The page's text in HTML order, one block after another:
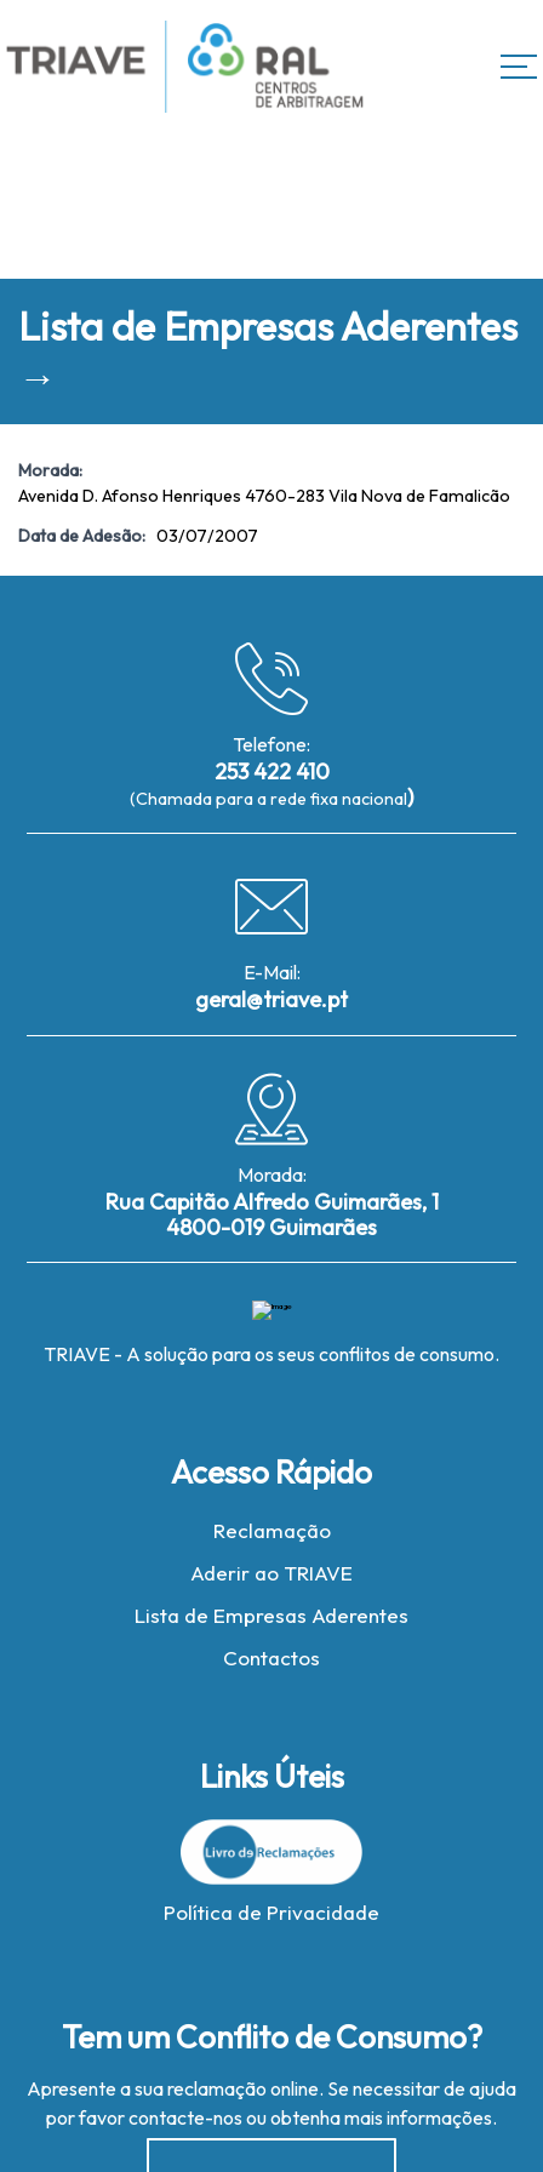
Lista de Empresas Aderentes
→
Morada:
Avenida D. Afonso Henriques 4760-283 Vila Nova de Famalicão
Data de Adesão: 03/07/2007
Telefone:
253 422 410
(Chamada para a rede fixa nacional)
E-Mail:
geral@triave.pt
Morada:
Rua Capitão Alfredo Guimarães, 1
4800-019 Guimarães
TRIAVE - A solução para os seus conflitos de consumo.
Acesso Rápido
Reclamação
Aderir ao TRIAVE
Lista de Empresas Aderentes
Contactos
Links Úteis
Política de Privacidade
Tem um Conflito de Consumo?
Apresente a sua reclamação online. Se necessitar de ajuda
por favor contacte-nos ou obtenha mais informações.